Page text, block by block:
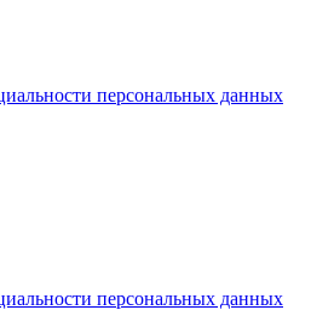
персональных данных
персональных данных